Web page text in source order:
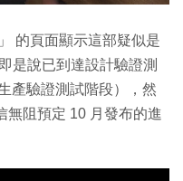
的頁面顯示這部疑似是
是說已到達設計驗證測
產驗證測試階段），然
無阻預定 10 月發布的進